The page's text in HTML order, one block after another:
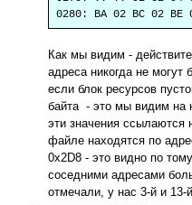
0280: BA 02 BC 02 BE
Как мы видим -
адреса никогда не могут
если блок ресурсов
байта - это мы видим на
эти значения
файле находятся по
0x2D8 - это видно по
соседними адресами
отмечали, у нас 3-й и